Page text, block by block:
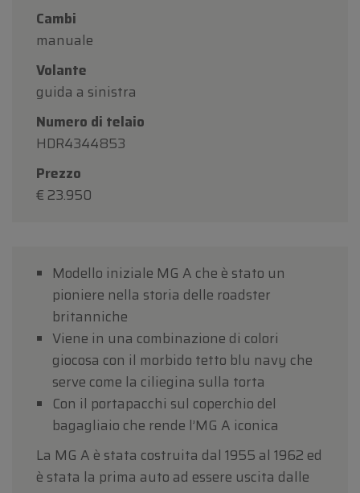
Cambi
manuale
Volante
guida a sinistra
Numero di telaio
HDR4344853
Prezzo
€ 23.950
Modello iniziale MG A che è stato un
pioniere nella storia delle roadster
britanniche
Viene in una combinazione di colori
giocosa con il morbido tetto blu navy che
serve come la ciliegina sulla torta
Con il portapacchi sul coperchio del
bagagliaio che rende l’MG A iconica
La MG A è stata costruita dal 1955 al 1962 ed
è stata la prima auto ad essere uscita dalle